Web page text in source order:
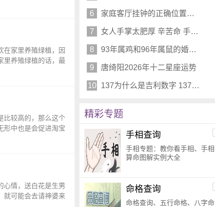
在家里养殖绿植，因
里养殖绿植的话，最
比较高的，那么这个
形中也是会促进淘宝
心情，送白花是生男
就可能会去请神婆来
6 家庭客厅挂钟的正确位置图 墙上挂表在哪个方位好
7 女人手掌太肥厚 辛苦命 手肉厚而有弹性的人年轻有生命力
8 93年属鸡和96年属鼠的婚姻配吗 天造地设越过越旺
9 唐绮阳2026年十二星座运势
10 137为什么是吉利数字 137手机号没人用吗
精彩专题
手相查询
手相专题：教你看手相、手相
算命图解实例大全
命格查询
命格查询、五行命格、八字命